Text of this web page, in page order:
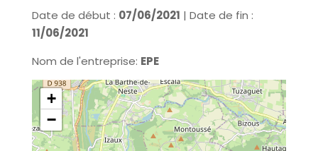
Date de début : 07/06/2021 | Date de fin :
11/06/2021
Nom de l'entreprise: EPE
+
−